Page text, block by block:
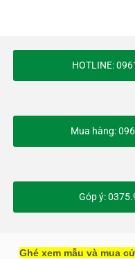
HOTLINE:
Mua hàng:
Góp ý:
Ghé xem mẫu và mua